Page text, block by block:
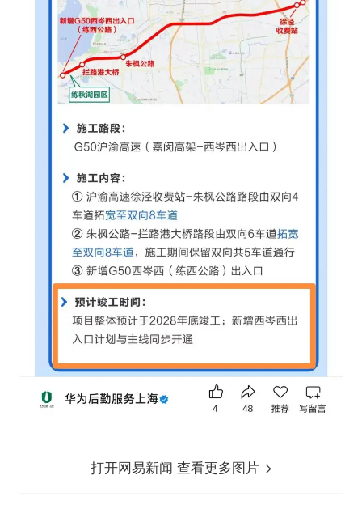
打开网易新闻 查看更多图片